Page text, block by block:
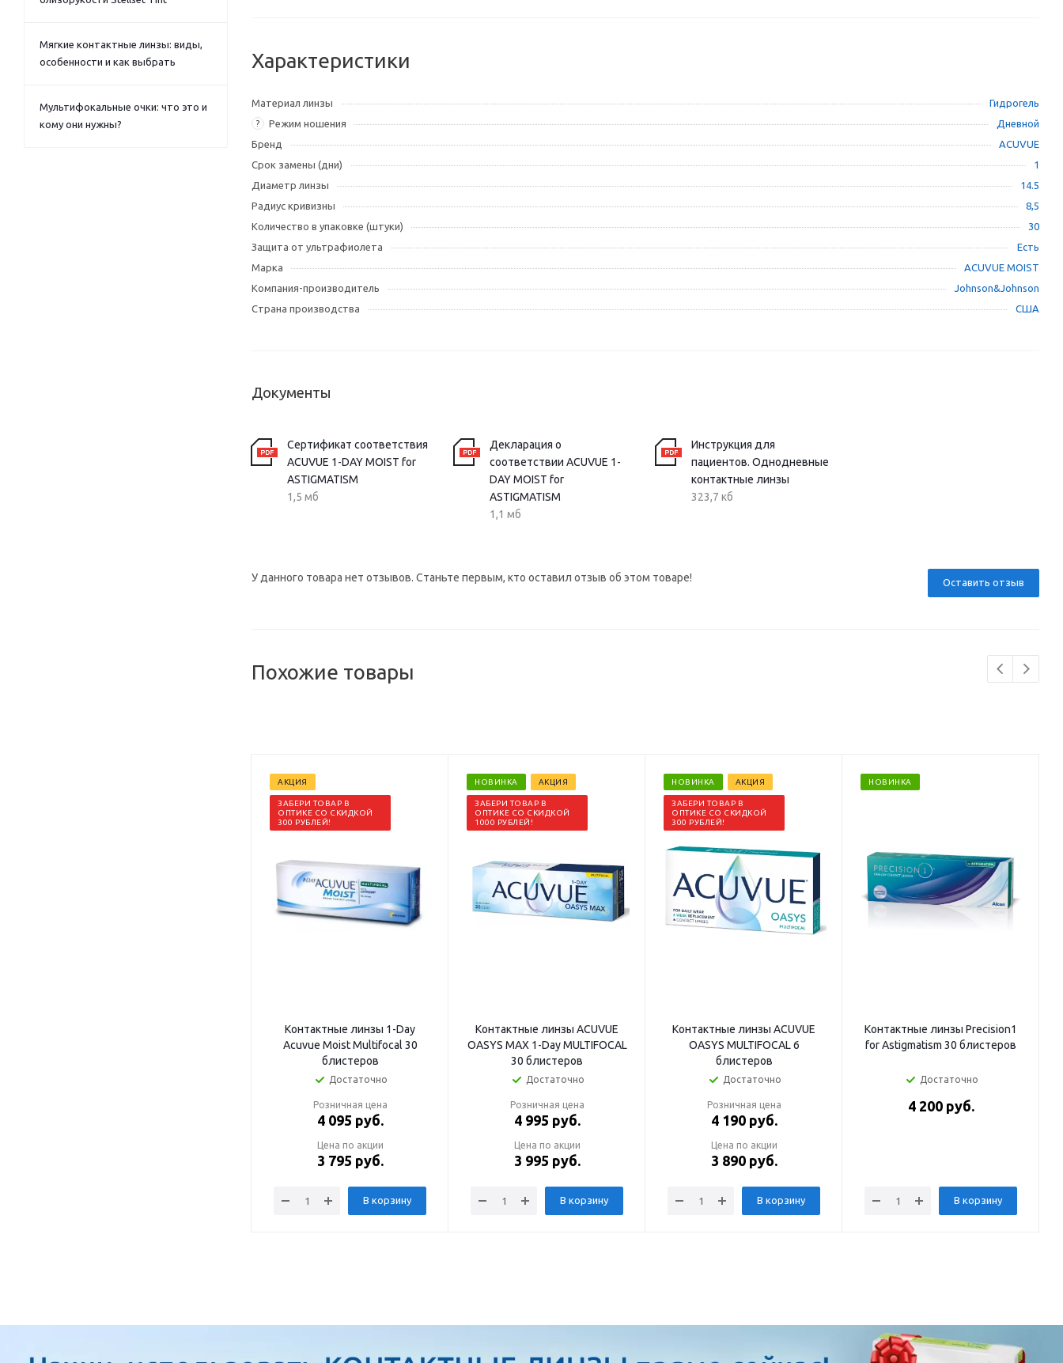
Характеристики
Материал линзы Гидрогель
? Режим ношения
Дневной
Бренд
ACUVUE
Срок замены (дни)
1
Диаметр линзы
14.5
Радиус кривизны
8,5
Количество в упаковке (штуки)
30
Защита от ультрафиолета
Есть
Марка
ACUVUE MOIST
Компания-производитель
Johnson&Johnson
Страна производства
США
Документы
Сертификат соответствия
ACUVUE 1-DAY MOIST for
ASTIGMATISM
1,5 мб
Декларация о
соответствии ACUVUE 1-
DAY MOIST for
ASTIGMATISM
1,1 мб
Инструкция для
пациентов. Однодневные
контактные линзы
323,7 кб
Оставить отзыв
У данного товара нет отзывов. Станьте первым, кто оставил отзыв об этом товаре!
Похожие товары
АКЦИЯ
ЗАБЕРИ ТОВАР В
ОПТИКЕ СО СКИДКОЙ
300 РУБЛЕЙ!
Контактные линзы 1-Day
Acuvue Moist Multifocal 30
блистеров
Достаточно
Розничная цена
4 095 руб.
Цена по акции
3 795 руб.
В корзину
НОВИНКА АКЦИЯ
ЗАБЕРИ ТОВАР В
ОПТИКЕ СО СКИДКОЙ
1000 РУБЛЕЙ!
Контактные линзы ACUVUE
OASYS MAX 1-Day MULTIFOCAL
30 блистеров
Достаточно
Розничная цена
4 995 руб.
Цена по акции
3 995 руб.
В корзину
НОВИНКА АКЦИЯ
ЗАБЕРИ ТОВАР В
ОПТИКЕ СО СКИДКОЙ
300 РУБЛЕЙ!
Контактные линзы ACUVUE
OASYS MULTIFOCAL 6
блистеров
Достаточно
Розничная цена
4 190руб.
Цена по акции
3 890руб.
В корзину
НОВИНКА
Контактные линзы Precision1
for Astigmatism 30 блистеров
Достаточно
4 200руб.
В корзину
Мягкие контактные линзы: виды,
особенности и как выбрать
Мультифокальные очки: что это и
кому они нужны?